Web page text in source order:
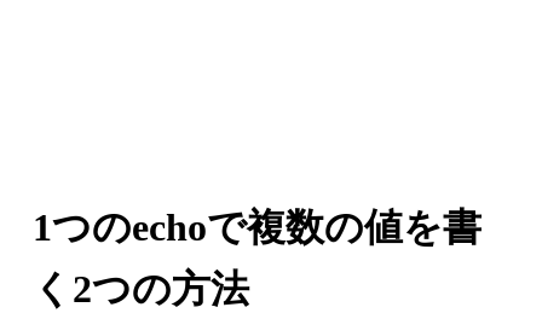
1つのechoで複数の値を書
く2つの方法